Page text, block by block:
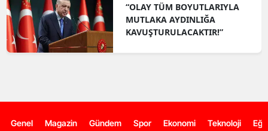
“OLAY TÜM BOYUTLARIYLA
MUTLAKA AYDINLIĞA
KAVUŞTURULACAKTIR!”
Genel Magazin Gündem Spor Ekonomi Teknoloji